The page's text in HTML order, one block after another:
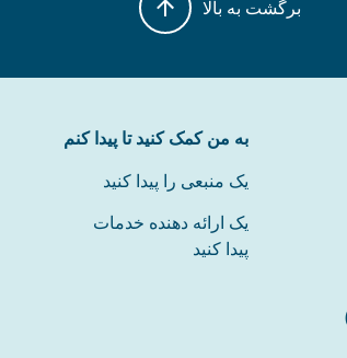
برگشت به بالا
به من کمک کنید تا پیدا کنم
یک منبعی را پیدا کنید
یک ارائه دهنده خدمات
پیدا کنید